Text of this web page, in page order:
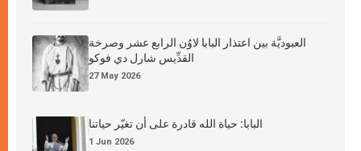
العبوديَّة بين اعتذار البابا لاوُن الرابع عشر وصرخة
القدِّيس شارل دي فوكو
27 May 2026
البابا: حياة الله قادرة على أن تغيّر حياتنا
1 Jun 2026